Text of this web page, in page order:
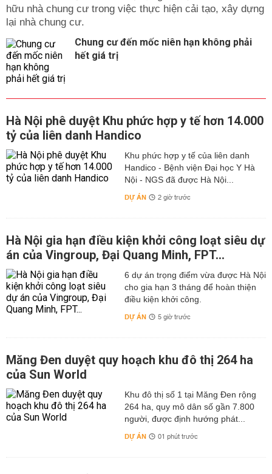
hữu nhà chung cư trong việc thực hiện cải tạo, xây dựng
lại nhà chung cư.
Chung cư đến mốc niên hạn không phải
hết giá trị
Hà Nội phê duyệt Khu phức hợp y tế hơn 14.000
tỷ của liên danh Handico
Khu phức hợp y tế của liên danh
Handico - Bệnh viện Đại học Y Hà
Nội - NGS đã được Hà Nội...
DỰ ÁN 2 giờ trước
Hà Nội gia hạn điều kiện khởi công loạt siêu dự
án của Vingroup, Đại Quang Minh, FPT...
6 dự án trọng điểm vừa được Hà Nội
cho gia hạn 3 tháng để hoàn thiện
điều kiện khởi công.
DỰ ÁN 5 giờ trước
Măng Đen duyệt quy hoạch khu đô thị 264 ha
của Sun World
Khu đô thị số 1 tại Măng Đen rộng
264 ha, quy mô dân số gần 7.800
người, được định hướng phát...
DỰ ÁN 01 phút trước